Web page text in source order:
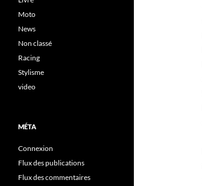
Moto
News
Non classé
Racing
Stylisme
video
MÉTA
Connexion
Flux des publications
Flux des commentaires